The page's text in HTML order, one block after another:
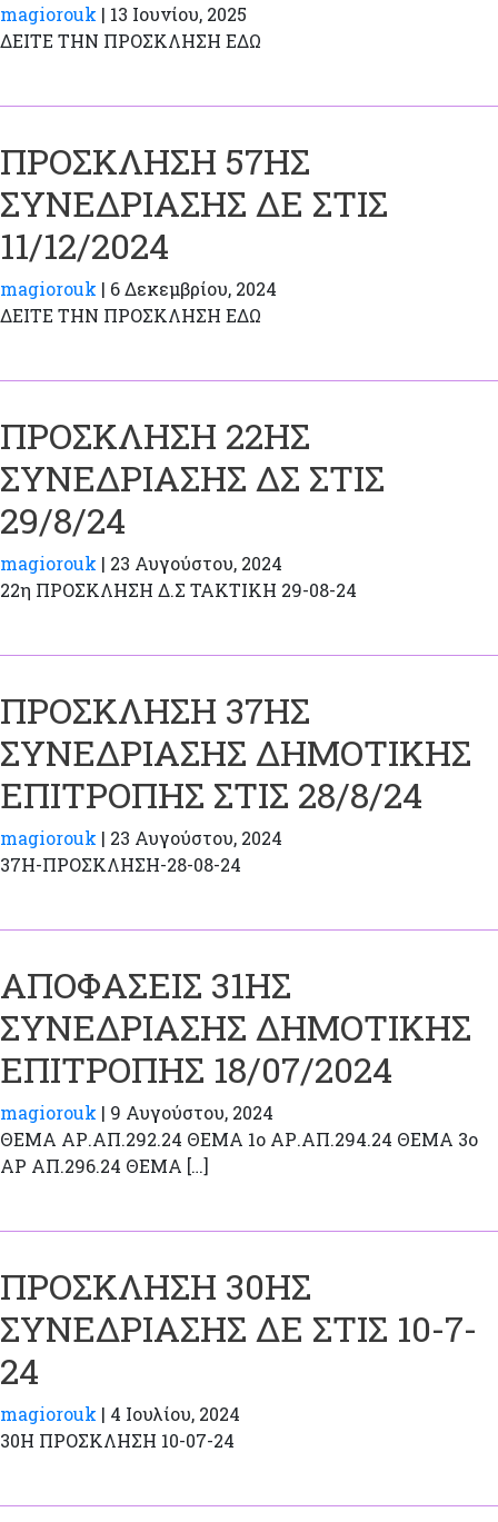
magiorouk | 13 Ιουνίου, 2025
ΔΕΙΤΕ ΤΗΝ ΠΡΟΣΚΛΗΣΗ ΕΔΩ
ΠΡΟΣΚΛΗΣΗ 57ΗΣ
ΣΥΝΕΔΡΙΑΣΗΣ ΔΕ ΣΤΙΣ
11/12/2024
magiorouk | 6 Δεκεμβρίου, 2024
ΔΕΙΤΕ ΤΗΝ ΠΡΟΣΚΛΗΣΗ ΕΔΩ
ΠΡΟΣΚΛΗΣΗ 22ΗΣ
ΣΥΝΕΔΡΙΑΣΗΣ ΔΣ ΣΤΙΣ
29/8/24
magiorouk | 23 Αυγούστου, 2024
22η ΠΡΟΣΚΛΗΣΗ Δ.Σ ΤΑΚΤΙΚΗ 29-08-24
ΠΡΟΣΚΛΗΣΗ 37ΗΣ
ΣΥΝΕΔΡΙΑΣΗΣ ΔΗΜΟΤΙΚΗΣ
ΕΠΙΤΡΟΠΗΣ ΣΤΙΣ 28/8/24
magiorouk | 23 Αυγούστου, 2024
37H-ΠΡΟΣΚΛΗΣΗ-28-08-24
ΑΠΟΦΑΣΕΙΣ 31ΗΣ
ΣΥΝΕΔΡΙΑΣΗΣ ΔΗΜΟΤΙΚΗΣ
ΕΠΙΤΡΟΠΗΣ 18/07/2024
magiorouk | 9 Αυγούστου, 2024
ΘΕΜΑ ΑΡ.ΑΠ.292.24 ΘΕΜΑ 1ο ΑΡ.ΑΠ.294.24 ΘΕΜΑ 3ο
ΑΡ ΑΠ.296.24 ΘΕΜΑ […]
ΠΡΟΣΚΛΗΣΗ 30ΗΣ
ΣΥΝΕΔΡΙΑΣΗΣ ΔΕ ΣΤΙΣ 10-7-
24
magiorouk | 4 Ιουλίου, 2024
30H ΠΡΟΣΚΛΗΣΗ 10-07-24